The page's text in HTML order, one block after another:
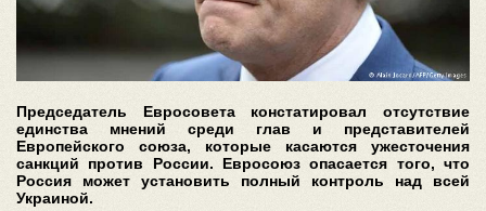
Председатель Евросовета констатировал отсутствие
единства мнений среди глав и представителей
Европейского союза, которые касаются ужесточения
санкций против России. Евросоюз опасается того, что
Россия может установить полный контроль над всей
Украиной.